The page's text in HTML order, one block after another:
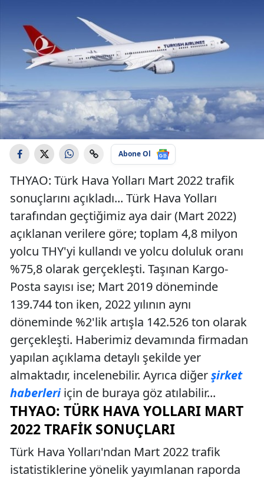
Abone Ol
THYAO: Türk Hava Yolları Mart 2022 trafik
sonuçlarını açıkladı... Türk Hava Yolları
tarafından geçtiğimiz aya dair (Mart 2022)
açıklanan verilere göre; toplam 4,8 milyon
yolcu THY'yi kullandı ve yolcu doluluk oranı
%75,8 olarak gerçekleşti. Taşınan Kargo-
Posta sayısı ise; Mart 2019 döneminde
139.744 ton iken, 2022 yılının aynı
döneminde %2'lik artışla 142.526 ton olarak
gerçekleşti. Haberimiz devamında firmadan
yapılan açıklama detaylı şekilde yer
almaktadır, incelenebilir. Ayrıca diğerşirket
haberleriiçin de buraya göz atılabilir...
THYAO: TÜRK HAVA YOLLARI MART
2022 TRAFIK SONUÇLARI
Türk Hava Yolları'ndan Mart 2022 trafik
istatistiklerine yönelik yayımlanan raporda